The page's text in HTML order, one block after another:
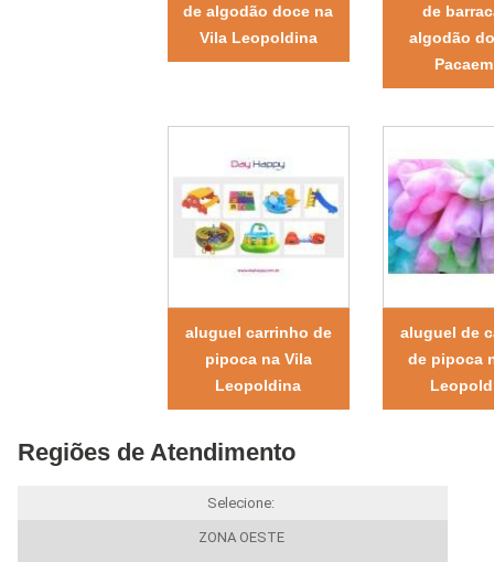
de algodão doce na
Vila Leopoldina
de
algodão
aluguel carrinho de
pipoca na Vila
Leopoldina
aluguel de
de pipoca
Regiões de Atendimento
Selecione:
ZONA OESTE